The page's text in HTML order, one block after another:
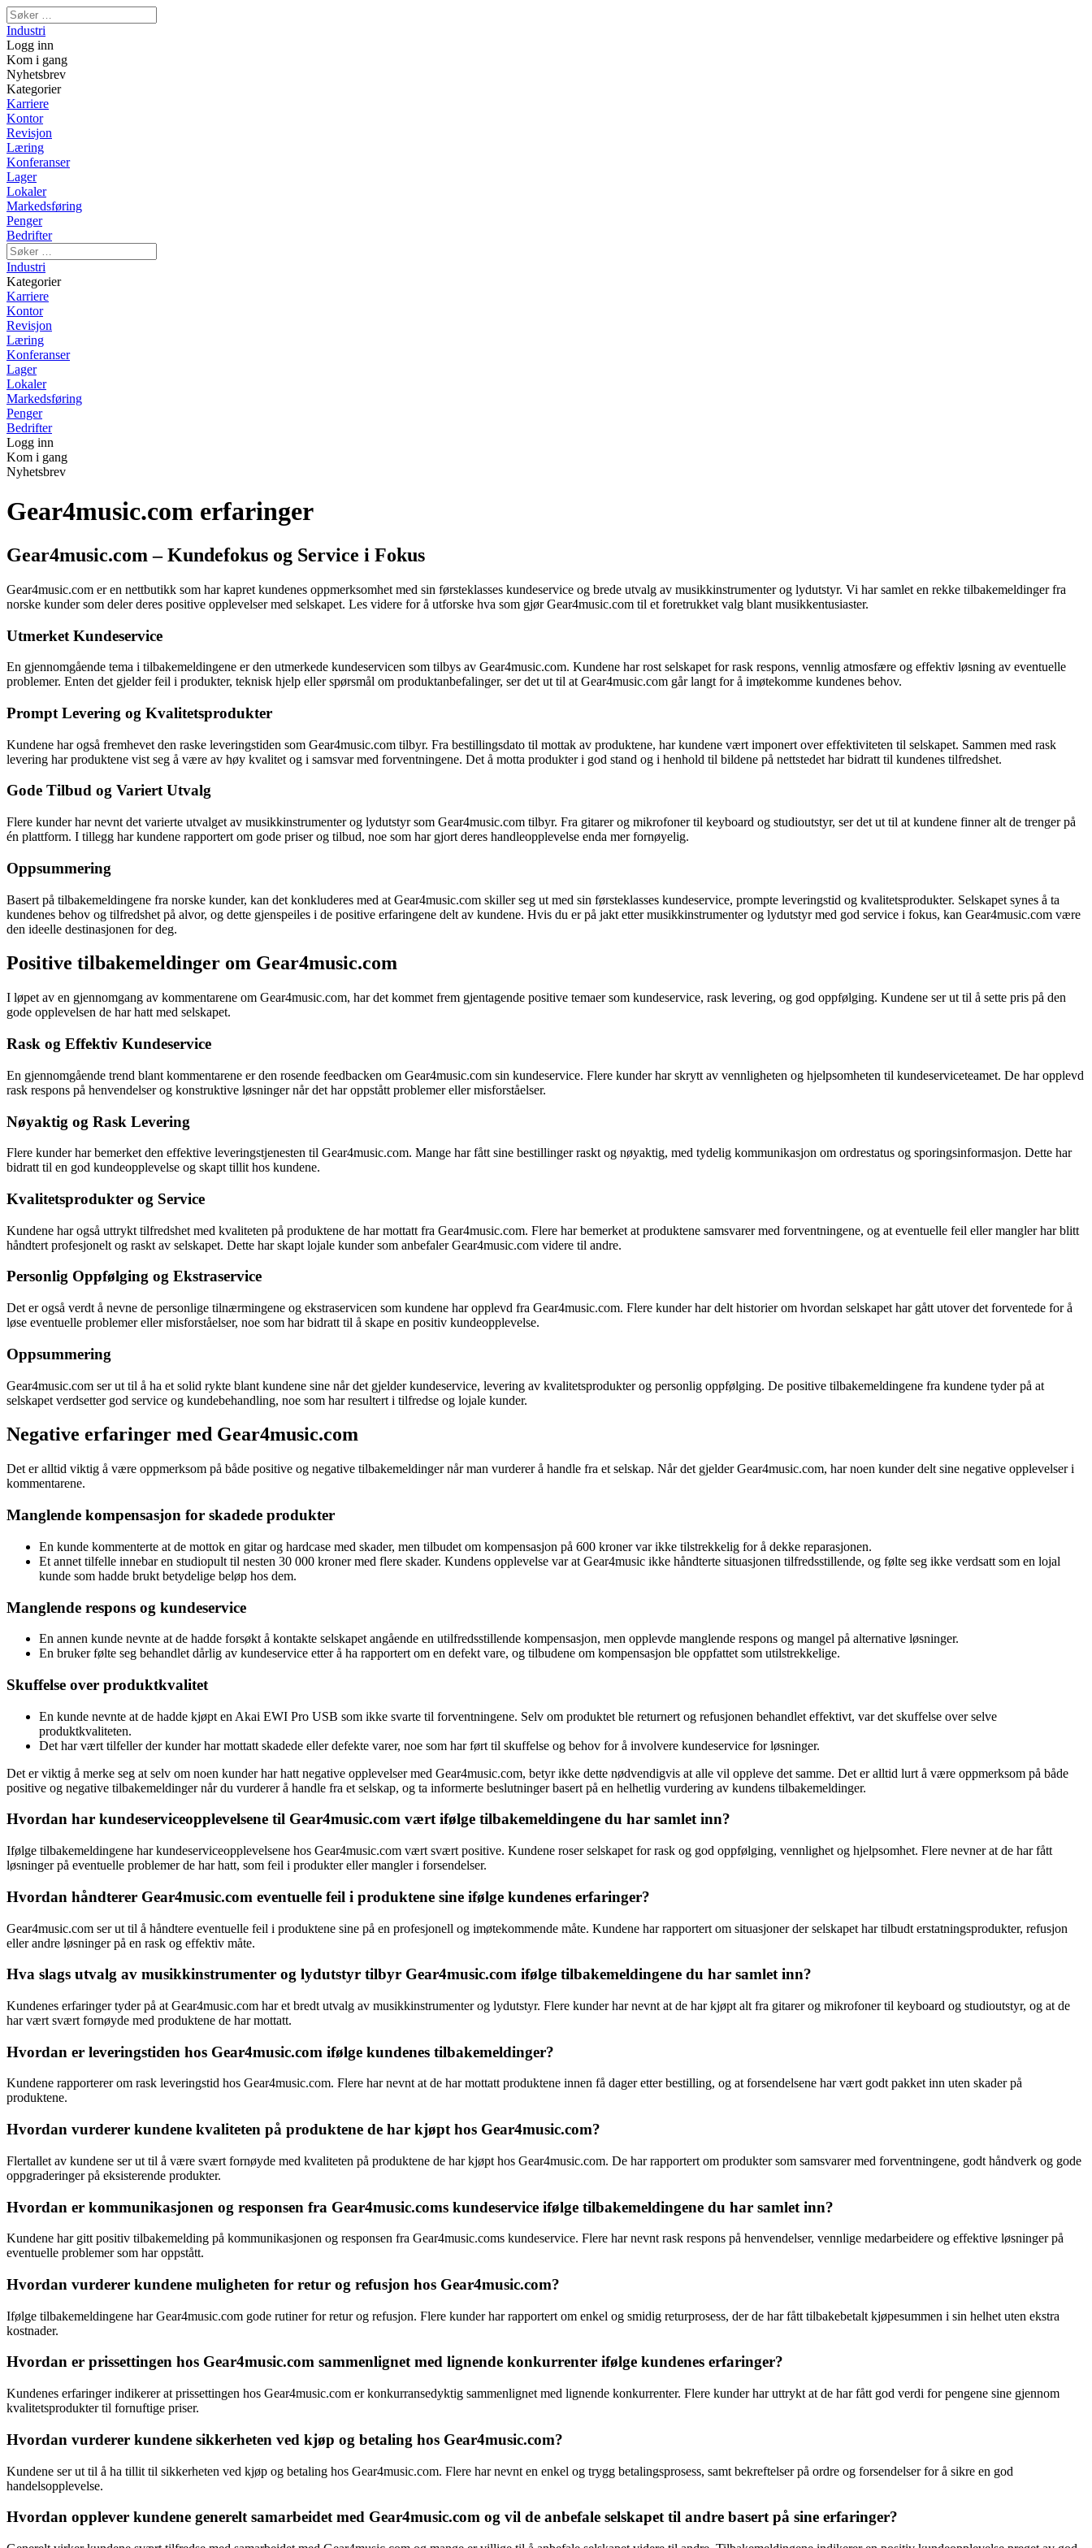
Industri
Logg inn
Kom i gang
Nyhetsbrev
Kategorier
Karriere
Kontor
Revisjon
Læring
Konferanser
Lager
Lokaler
Markedsføring
Penger
Bedrifter
Industri
Kategorier
Karriere
Kontor
Revisjon
Læring
Konferanser
Lager
Lokaler
Markedsføring
Penger
Bedrifter
Logg inn
Kom i gang
Nyhetsbrev
Gear4music.com erfaringer
Gear4music.com – Kundefokus og Service i Fokus
Gear4music.com er en nettbutikk som har kapret kundenes oppmerksomhet med sin førsteklasses kundeservice og brede utvalg av musikkinstrumenter og lydutstyr. Vi har samlet en rekke tilbakemeldinger fra
norske kunder som deler deres positive opplevelser med selskapet. Les videre for å utforske hva som gjør Gear4music.com til et foretrukket valg blant musikkentusiaster.
Utmerket Kundeservice
En gjennomgående tema i tilbakemeldingene er den utmerkede kundeservicen som tilbys av Gear4music.com. Kundene har rost selskapet for rask respons, vennlig atmosfære og effektiv løsning av eventuelle
problemer. Enten det gjelder feil i produkter, teknisk hjelp eller spørsmål om produktanbefalinger, ser det ut til at Gear4music.com går langt for å imøtekomme kundenes behov.
Prompt Levering og Kvalitetsprodukter
Kundene har også fremhevet den raske leveringstiden som Gear4music.com tilbyr. Fra bestillingsdato til mottak av produktene, har kundene vært imponert over effektiviteten til selskapet. Sammen med rask
levering har produktene vist seg å være av høy kvalitet og i samsvar med forventningene. Det å motta produkter i god stand og i henhold til bildene på nettstedet har bidratt til kundenes tilfredshet.
Gode Tilbud og Variert Utvalg
Flere kunder har nevnt det varierte utvalget av musikkinstrumenter og lydutstyr som Gear4music.com tilbyr. Fra gitarer og mikrofoner til keyboard og studioutstyr, ser det ut til at kundene finner alt de trenger på
én plattform. I tillegg har kundene rapportert om gode priser og tilbud, noe som har gjort deres handleopplevelse enda mer fornøyelig.
Oppsummering
Basert på tilbakemeldingene fra norske kunder, kan det konkluderes med at Gear4music.com skiller seg ut med sin førsteklasses kundeservice, prompte leveringstid og kvalitetsprodukter. Selskapet synes å ta
kundenes behov og tilfredshet på alvor, og dette gjenspeiles i de positive erfaringene delt av kundene. Hvis du er på jakt etter musikkinstrumenter og lydutstyr med god service i fokus, kan Gear4music.com være
den ideelle destinasjonen for deg.
Positive tilbakemeldinger om Gear4music.com
I løpet av en gjennomgang av kommentarene om Gear4music.com, har det kommet frem gjentagende positive temaer som kundeservice, rask levering, og god oppfølging. Kundene ser ut til å sette pris på den
gode opplevelsen de har hatt med selskapet.
Rask og Effektiv Kundeservice
En gjennomgående trend blant kommentarene er den rosende feedbacken om Gear4music.com sin kundeservice. Flere kunder har skrytt av vennligheten og hjelpsomheten til kundeserviceteamet. De har opplevd
rask respons på henvendelser og konstruktive løsninger når det har oppstått problemer eller misforståelser.
Nøyaktig og Rask Levering
Flere kunder har bemerket den effektive leveringstjenesten til Gear4music.com. Mange har fått sine bestillinger raskt og nøyaktig, med tydelig kommunikasjon om ordrestatus og sporingsinformasjon. Dette har
bidratt til en god kundeopplevelse og skapt tillit hos kundene.
Kvalitetsprodukter og Service
Kundene har også uttrykt tilfredshet med kvaliteten på produktene de har mottatt fra Gear4music.com. Flere har bemerket at produktene samsvarer med forventningene, og at eventuelle feil eller mangler har blitt
håndtert profesjonelt og raskt av selskapet. Dette har skapt lojale kunder som anbefaler Gear4music.com videre til andre.
Personlig Oppfølging og Ekstraservice
Det er også verdt å nevne de personlige tilnærmingene og ekstraservicen som kundene har opplevd fra Gear4music.com. Flere kunder har delt historier om hvordan selskapet har gått utover det forventede for å
løse eventuelle problemer eller misforståelser, noe som har bidratt til å skape en positiv kundeopplevelse.
Oppsummering
Gear4music.com ser ut til å ha et solid rykte blant kundene sine når det gjelder kundeservice, levering av kvalitetsprodukter og personlig oppfølging. De positive tilbakemeldingene fra kundene tyder på at
selskapet verdsetter god service og kundebehandling, noe som har resultert i tilfredse og lojale kunder.
Negative erfaringer med Gear4music.com
Det er alltid viktig å være oppmerksom på både positive og negative tilbakemeldinger når man vurderer å handle fra et selskap. Når det gjelder Gear4music.com, har noen kunder delt sine negative opplevelser i
kommentarene.
Manglende kompensasjon for skadede produkter
En kunde kommenterte at de mottok en gitar og hardcase med skader, men tilbudet om kompensasjon på 600 kroner var ikke tilstrekkelig for å dekke reparasjonen.
Et annet tilfelle innebar en studiopult til nesten 30 000 kroner med flere skader. Kundens opplevelse var at Gear4music ikke håndterte situasjonen tilfredsstillende, og følte seg ikke verdsatt som en lojal
kunde som hadde brukt betydelige beløp hos dem.
Manglende respons og kundeservice
En annen kunde nevnte at de hadde forsøkt å kontakte selskapet angående en utilfredsstillende kompensasjon, men opplevde manglende respons og mangel på alternative løsninger.
En bruker følte seg behandlet dårlig av kundeservice etter å ha rapportert om en defekt vare, og tilbudene om kompensasjon ble oppfattet som utilstrekkelige.
Skuffelse over produktkvalitet
En kunde nevnte at de hadde kjøpt en Akai EWI Pro USB som ikke svarte til forventningene. Selv om produktet ble returnert og refusjonen behandlet effektivt, var det skuffelse over selve
produktkvaliteten.
Det har vært tilfeller der kunder har mottatt skadede eller defekte varer, noe som har ført til skuffelse og behov for å involvere kundeservice for løsninger.
Det er viktig å merke seg at selv om noen kunder har hatt negative opplevelser med Gear4music.com, betyr ikke dette nødvendigvis at alle vil oppleve det samme. Det er alltid lurt å være oppmerksom på både
positive og negative tilbakemeldinger når du vurderer å handle fra et selskap, og ta informerte beslutninger basert på en helhetlig vurdering av kundens tilbakemeldinger.
Hvordan har kundeserviceopplevelsene til Gear4music.com vært ifølge tilbakemeldingene du har samlet inn?
Ifølge tilbakemeldingene har kundeserviceopplevelsene hos Gear4music.com vært svært positive. Kundene roser selskapet for rask og god oppfølging, vennlighet og hjelpsomhet. Flere nevner at de har fått
løsninger på eventuelle problemer de har hatt, som feil i produkter eller mangler i forsendelser.
Hvordan håndterer Gear4music.com eventuelle feil i produktene sine ifølge kundenes erfaringer?
Gear4music.com ser ut til å håndtere eventuelle feil i produktene sine på en profesjonell og imøtekommende måte. Kundene har rapportert om situasjoner der selskapet har tilbudt erstatningsprodukter, refusjon
eller andre løsninger på en rask og effektiv måte.
Hva slags utvalg av musikkinstrumenter og lydutstyr tilbyr Gear4music.com ifølge tilbakemeldingene du har samlet inn?
Kundenes erfaringer tyder på at Gear4music.com har et bredt utvalg av musikkinstrumenter og lydutstyr. Flere kunder har nevnt at de har kjøpt alt fra gitarer og mikrofoner til keyboard og studioutstyr, og at de
har vært svært fornøyde med produktene de har mottatt.
Hvordan er leveringstiden hos Gear4music.com ifølge kundenes tilbakemeldinger?
Kundene rapporterer om rask leveringstid hos Gear4music.com. Flere har nevnt at de har mottatt produktene innen få dager etter bestilling, og at forsendelsene har vært godt pakket inn uten skader på
produktene.
Hvordan vurderer kundene kvaliteten på produktene de har kjøpt hos Gear4music.com?
Flertallet av kundene ser ut til å være svært fornøyde med kvaliteten på produktene de har kjøpt hos Gear4music.com. De har rapportert om produkter som samsvarer med forventningene, godt håndverk og gode
oppgraderinger på eksisterende produkter.
Hvordan er kommunikasjonen og responsen fra Gear4music.coms kundeservice ifølge tilbakemeldingene du har samlet inn?
Kundene har gitt positiv tilbakemelding på kommunikasjonen og responsen fra Gear4music.coms kundeservice. Flere har nevnt rask respons på henvendelser, vennlige medarbeidere og effektive løsninger på
eventuelle problemer som har oppstått.
Hvordan vurderer kundene muligheten for retur og refusjon hos Gear4music.com?
Ifølge tilbakemeldingene har Gear4music.com gode rutiner for retur og refusjon. Flere kunder har rapportert om enkel og smidig returprosess, der de har fått tilbakebetalt kjøpesummen i sin helhet uten ekstra
kostnader.
Hvordan er prissettingen hos Gear4music.com sammenlignet med lignende konkurrenter ifølge kundenes erfaringer?
Kundenes erfaringer indikerer at prissettingen hos Gear4music.com er konkurransedyktig sammenlignet med lignende konkurrenter. Flere kunder har uttrykt at de har fått god verdi for pengene sine gjennom
kvalitetsprodukter til fornuftige priser.
Hvordan vurderer kundene sikkerheten ved kjøp og betaling hos Gear4music.com?
Kundene ser ut til å ha tillit til sikkerheten ved kjøp og betaling hos Gear4music.com. Flere har nevnt en enkel og trygg betalingsprosess, samt bekreftelser på ordre og forsendelser for å sikre en god
handelsopplevelse.
Hvordan opplever kundene generelt samarbeidet med Gear4music.com og vil de anbefale selskapet til andre basert på sine erfaringer?